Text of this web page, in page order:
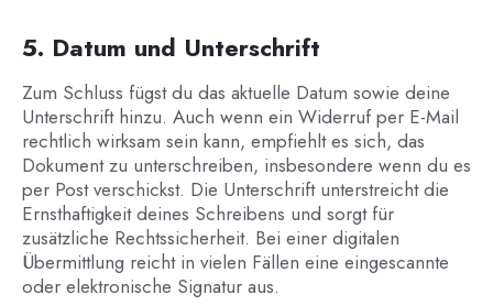
5. Datum und Unterschrift
Zum Schluss fügst du das aktuelle Datum sowie deine
Unterschrift hinzu. Auch wenn ein Widerruf per E-Mail
rechtlich wirksam sein kann, empfiehlt es sich, das
Dokument zu unterschreiben, insbesondere wenn du es
per Post verschickst. Die Unterschrift unterstreicht die
Ernsthaftigkeit deines Schreibens und sorgt für
zusätzliche Rechtssicherheit. Bei einer digitalen
Übermittlung reicht in vielen Fällen eine eingescannte
oder elektronische Signatur aus.